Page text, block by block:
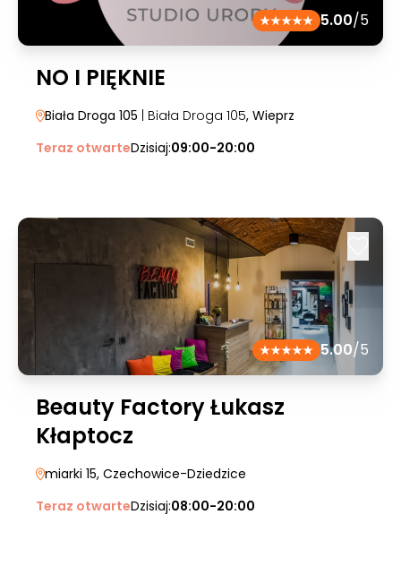
5.00/5
NO I PIĘKNIE
Biała Droga 105 | Biała Droga 105, Wieprz
Teraz otwarteDzisiaj:09:00-20:00
5.00/5
Beauty Factory Łukasz
Kłaptocz
miarki 15, Czechowice-Dziedzice
Teraz otwarteDzisiaj:08:00-20:00